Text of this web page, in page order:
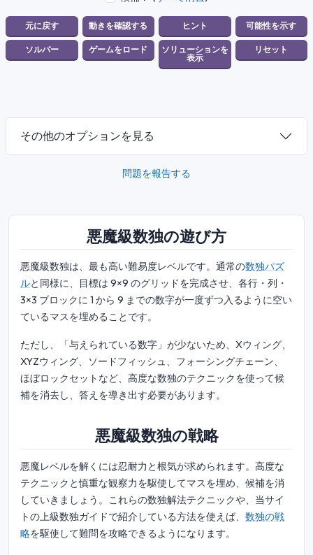
その他のオプションを見る
問題を報告する
悪魔級数独の遊び方
悪魔級数独は、最も高い難易度レベルです。通常の数独パズ
ルと同様に、目標は 9×9 のグリッドを完成させ、各行・列・
3×3 ブロックに 1 から 9 までの数字が一度ずつ入るように空い
ているマスを埋めることです。
ただし、「与えられている数字」が少ないため、Xウィング、
XYZウィング、ソードフィッシュ、フォーシングチェーン、
ほぼロックセットなど、高度な数独のテクニックを使って候
補を消去し、答えを導き出す必要があります。
悪魔級数独の戦略
悪魔レベルを解くには忍耐力と根気が求められます。高度な
テクニックと慎重な観察力を駆使してマスを埋め、候補を消
していきましょう。これらの数独解法テクニックや、当サイ
トの上級数独ガイドで紹介している方法を使えば、 数独の戦
略を駆使して難問を攻略できるようになります。